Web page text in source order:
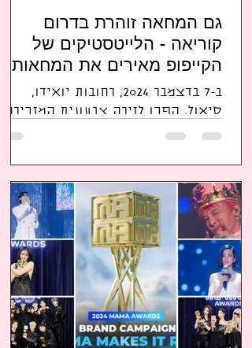
גם המחאה זוהרת בדרום
קוריאה - הלייטסטיקים של
הקייפופ מאירים את המחאות
בסיאול בעידן חדש של ביטוי
דמוקרטי
ב-7 בדצמבר 2024, רחובות יואידו,
סיאול, הפכו לזירה צבעונית המזכירה
התנגדותם ל...